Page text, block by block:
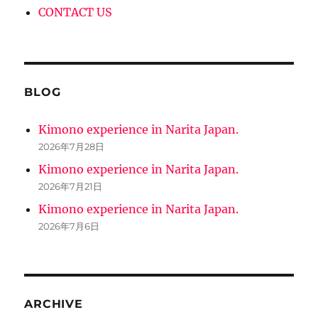
CONTACT US
BLOG
Kimono experience in Narita Japan.
2026年7月28日
Kimono experience in Narita Japan.
2026年7月21日
Kimono experience in Narita Japan.
2026年7月6日
ARCHIVE